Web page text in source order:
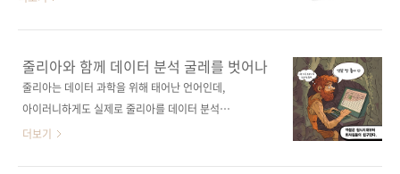
각화, 데이터프레임 조작 등을 익히며 환율, 시계
열 데이터, 체스 퍼즐 등 실세계 데이터셋을 통해
등 데이터 분석 스킬과 파이프라인을 마스터할
자이자 줄리아의 핵심 데이터 패키지인
DataFrames.jl의 리드 개발자 보구밀 카민스키
줄리아와 함께 데이터 분석 굴레를 벗어나
줄리아는 데이터 과학을 위해 태어난 언어인데,
아이러니하게도 실제로 줄리아를 데이터 분석에
활용하는 법을 다루는 책이 국내에는 존재하지
더보기